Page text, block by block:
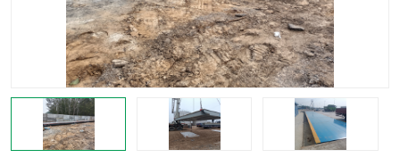
冷却塔 食品螺旋塔
撕碎机 木材撕碎机
塑料撕碎机 金属撕碎机